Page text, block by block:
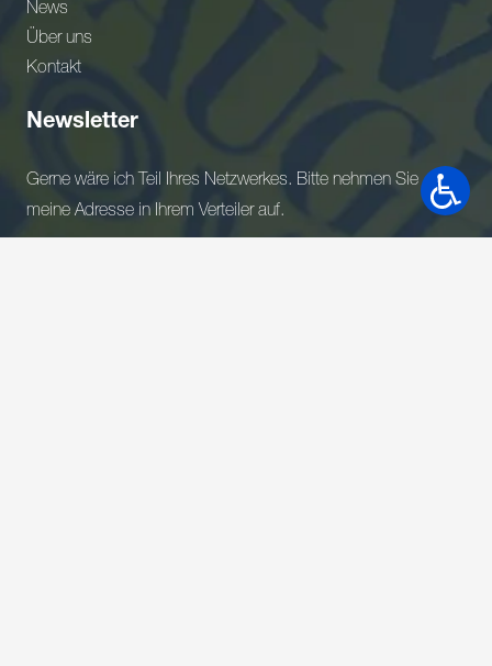
News
Über uns
Kontakt
Newsletter
Gerne wäre ich Teil Ihres Netzwerkes. Bitte nehmen Sie
meine Adresse in Ihrem Verteiler auf.